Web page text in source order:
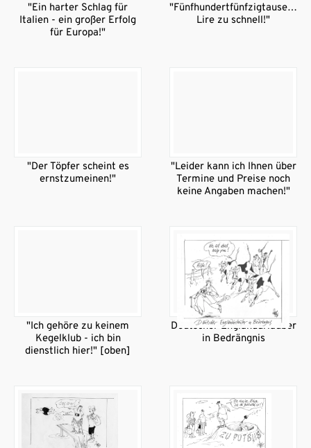
"Ein harter Schlag für
Italien - ein großer Erfolg
für Europa!"
"Fünfhundertfünfzigtausend
Lire zu schnell!"
"Der Töpfer scheint es
ernstzumeinen!"
"Leider kann ich Ihnen über
Termine und Preise noch
keine Angaben machen!"
"Ich gehöre zu keinem
Kegelklub - ich bin
dienstlich hier!" [oben]
Deutscher Englandurlauber
in Bedrängnis